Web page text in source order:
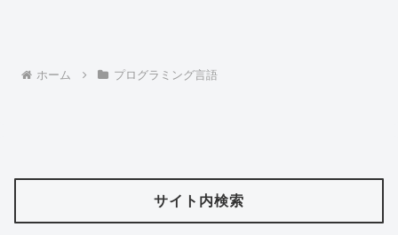
ホーム プログラミング言語
サイト内検索